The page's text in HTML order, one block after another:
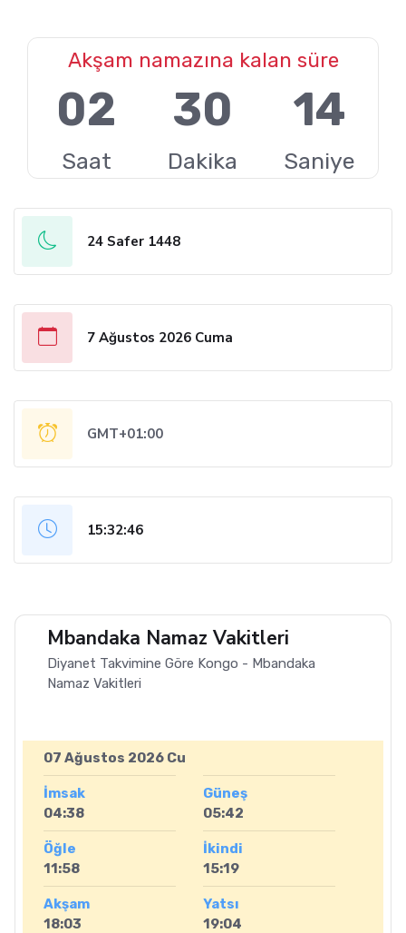
Akşam namazına kalan süre
02
Saat
30
Dakika
14
Saniye
24 Safer 1448
7 Ağustos 2026 Cuma
GMT+01:00
15:32:46
Mbandaka Namaz Vakitleri
Diyanet Takvimine Göre Kongo - Mbandaka
Namaz Vakitleri
07 Ağustos 2026 Cu
İmsak
04:38
Güneş
05:42
Öğle
11:58
İkindi
15:19
Akşam
18:03
Yatsı
19:04